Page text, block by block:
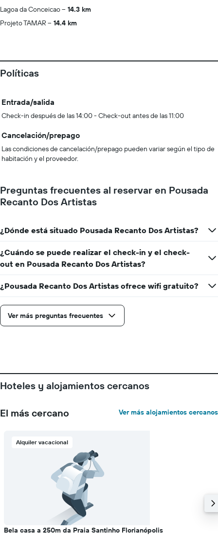
Lagoa da Conceicao
14.3 km
Projeto TAMAR
14.4 km
Políticas
Entrada/salida
Check-in después de las 14:00 - Check-out antes de las 11:00
Cancelación/prepago
Las condiciones de cancelación/prepago pueden variar según el tipo de
habitación y el proveedor.
Preguntas frecuentes al reservar en Pousada
Recanto Dos Artistas
¿Dónde está situado Pousada Recanto Dos Artistas?
¿Cuándo se puede realizar el check-in y el check-
out en Pousada Recanto Dos Artistas?
¿Pousada Recanto Dos Artistas ofrece wifi gratuito?
Ver más preguntas frecuentes
Hoteles y alojamientos cercanos
El más cercano Ver más alojamientos cercanos
Alquiler vacacional
Bela casa a 250m da Praia Santinho Florianópolis